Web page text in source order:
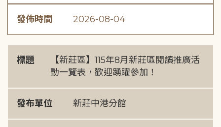
發佈時間 2026-08-04
標題
【新莊區】115年8月新莊區閱讀推廣活
動一覽表，歡迎踴躍參加！
發布單位 新莊中港分館